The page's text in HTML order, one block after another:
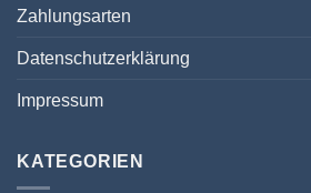
Zahlungsarten
Datenschutzerklärung
Impressum
KATEGORIEN